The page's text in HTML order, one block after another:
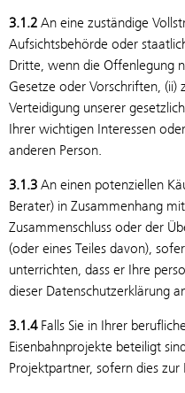
3.1.2 An eine zuständige
Aufsichtsbehörde oder
Dritte, wenn die Offenlegung
Gesetze oder Vorschriften, (ii)
Verteidigung unserer
Ihrer wichtigen Interessen
anderen Person.
3.1.3 An einen potenziellen
Berater) in Zusammenhang
Zusammenschluss oder der
(oder eines Teiles davon),
unterrichten, dass er Ihre
dieser Datenschutzerklärung
3.1.4Falls Sie in Ihrer
Eisenbahnprojekte beteiligt
Projektpartner, sofern dies